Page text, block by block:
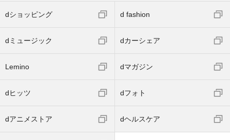
dショッピング d fashion
dミュージック dカーシェア
Lemino dマガジン
dヒッツ dフォト
dアニメストア dヘルスケア